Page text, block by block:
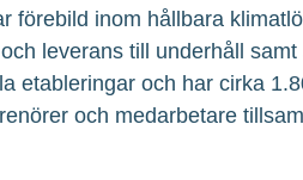
förebild inom hållbara
leverans till underhåll
etableringar och har cirka
och medarbetare